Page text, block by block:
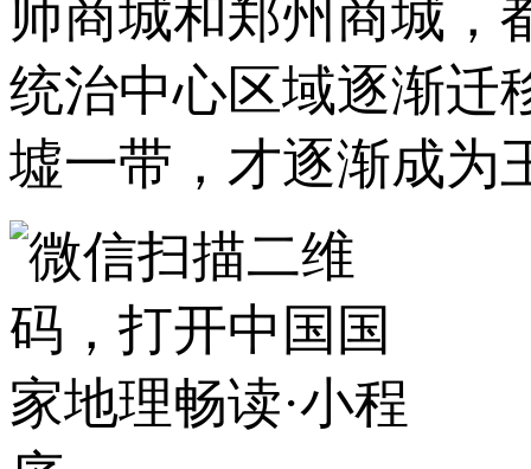
师商城和郑州商城，
统治中心区域逐渐迁
墟一带，才逐渐成为